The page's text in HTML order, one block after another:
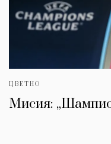
ЦВЕТНО
Мисия: